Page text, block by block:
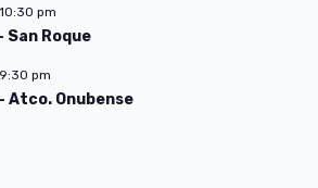
10:30 pm
San Roque
9:30 pm
Atco. Onubense